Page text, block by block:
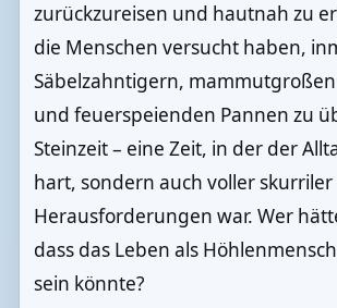
zurückzureisen und hautnah zu
die Menschen versucht haben,
Säbelzahntigern,
und feuerspeienden Pannen zu
Steinzeit – eine Zeit, in der der
hart, sondern auch voller skurriler
Herausforderungen war. Wer
dass das Leben als
sein könnte?